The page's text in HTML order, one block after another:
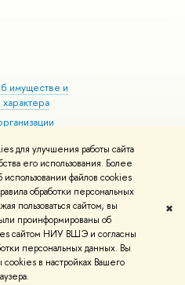
для улучшения работы сайта
его использования. Более
файлов cookies
обработки персональных
пользоваться сайтом, вы
проинформированы об
сайтом НИУ ВШЭ и согласны
персональных данных. Вы
в настройках Вашего
✖
имуществе и
здоровья
контакты Условия использования
Карта сайта
вШколе дизайна НИУ ВШЭ